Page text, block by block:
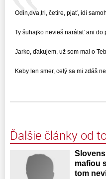
Odin,dva,tri, četire, pjať, idi
Ty šuhajko nevieš narátať ani do
Jarko, ďakujem, už som mal o
Keby len smer, celý sa mi zdáš
Ďalšie články od
mafiou
tom